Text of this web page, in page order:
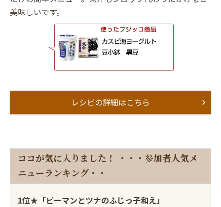
美味しいです。
レシピの詳細はこちら
ココが気に入りました！ ・・・参加者人気メ
ニューランキング・・
1位★「ピーマンとツナのふじっ子和え」